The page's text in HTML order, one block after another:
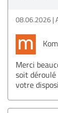
08.06.2026
Merci
soit déroulé
votre